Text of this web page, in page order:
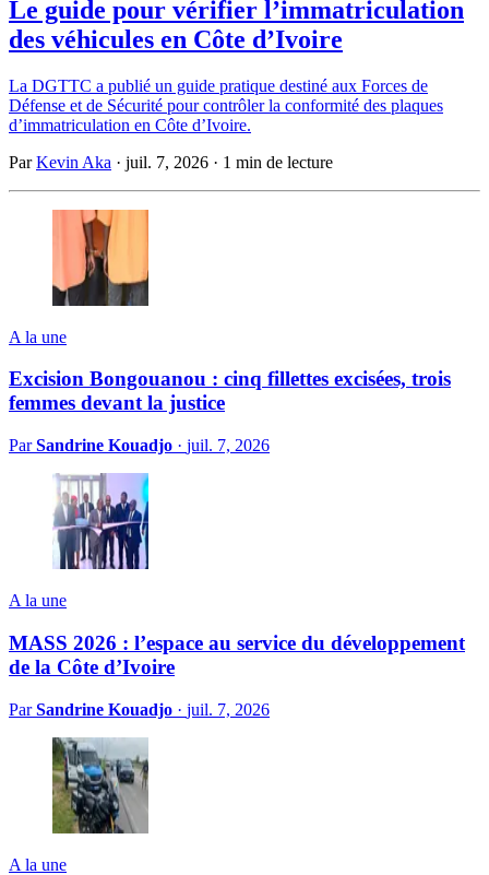
Le guide pour vérifier l’immatriculation
des véhicules en Côte d’Ivoire
La DGTTC a publié un guide pratique destiné aux Forces de
Défense et de Sécurité pour contrôler la conformité des plaques
d’immatriculation en Côte d’Ivoire.
ParKevin Aka · juil. 7, 2026 · 1 min de lecture
A la une
Excision Bongouanou : cinq fillettes excisées, trois
femmes devant la justice
ParSandrine Kouadjo · juil. 7, 2026
A la une
MASS 2026 : l’espace au service du développement
de la Côte d’Ivoire
ParSandrine Kouadjo · juil. 7, 2026
A la une